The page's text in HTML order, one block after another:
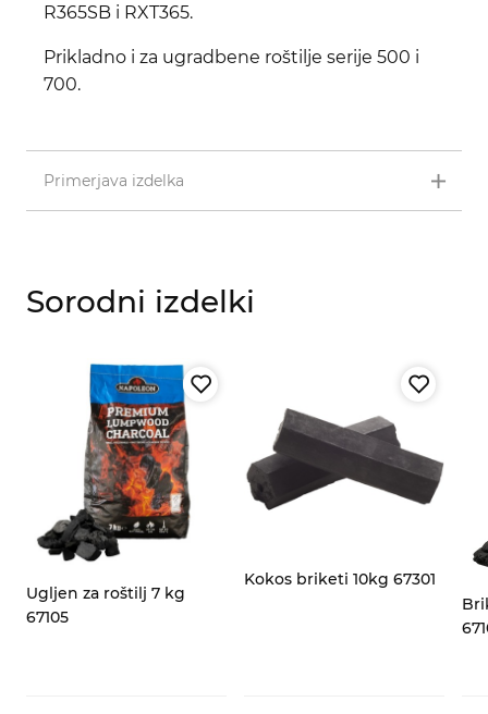
R365SB i RXT365.
Prikladno i za ugradbene roštilje serije 500 i
700.
Primerjava izdelka
Sorodni izdelki
Ugljen za roštilj 7 kg
67105
Kokos briketi 10kg 67301